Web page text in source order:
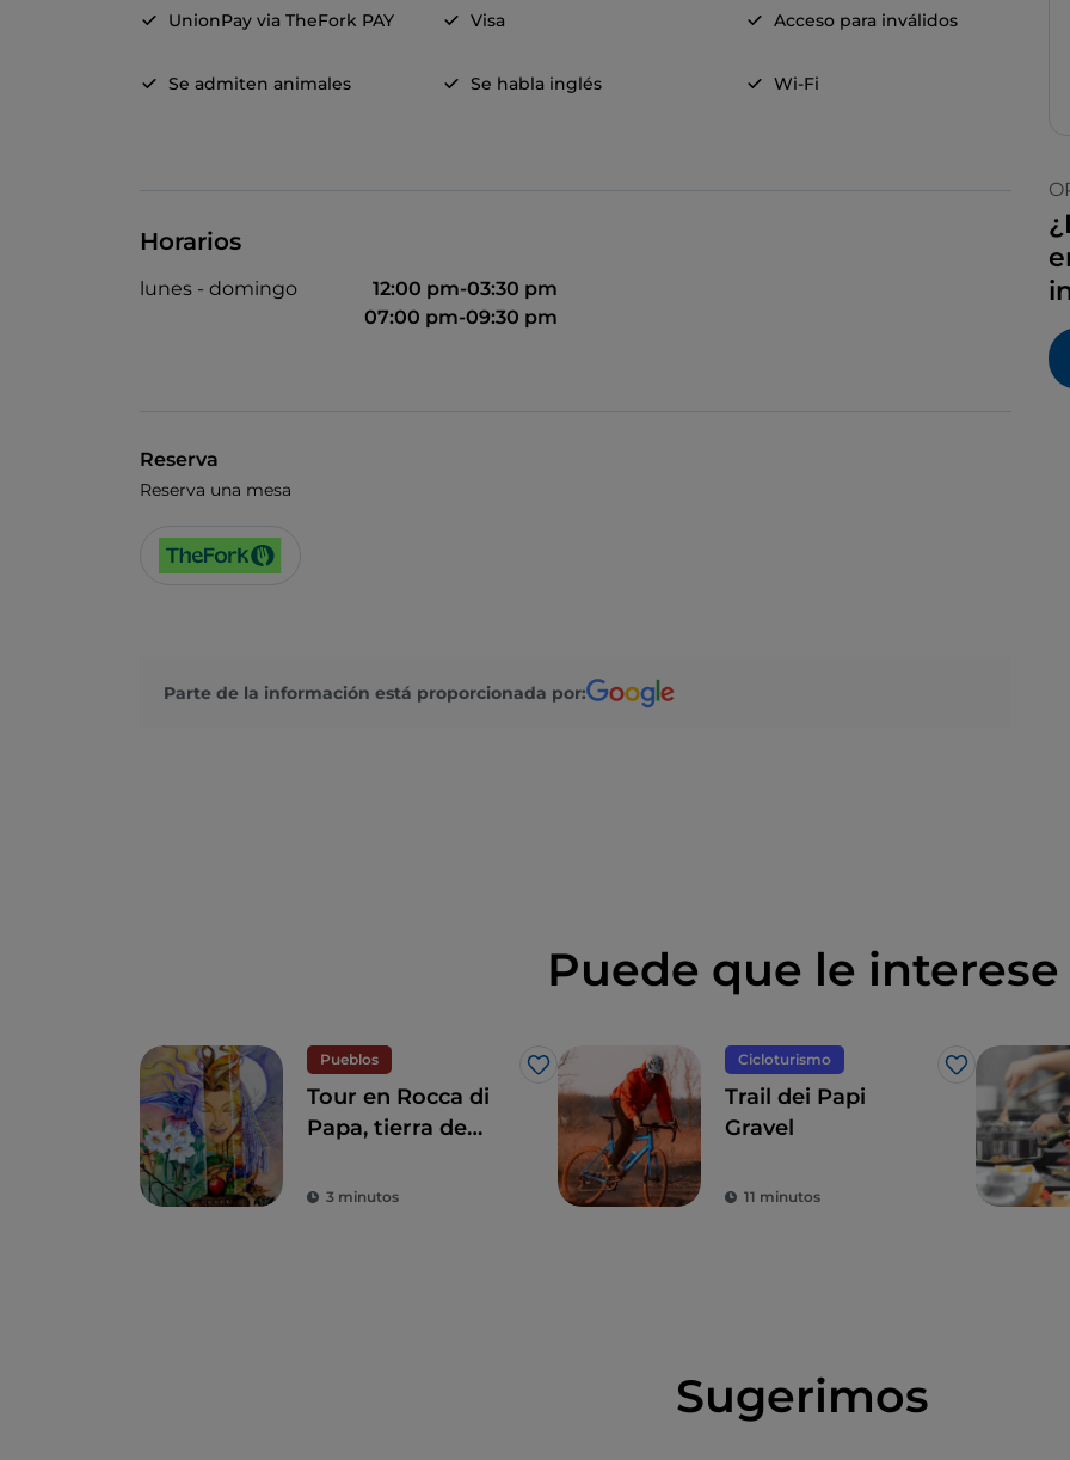
UnionPay via TheFork PAY Visa Acceso para inválidos
Se admiten animales Se habla inglés Wi-Fi
Horarios
lunes - domingo
12:00 pm-03:30 pm
07:00 pm-09:30 pm
Reserva
Reserva una mesa
Parte de la información está proporcionada por:
Puede que le interese
Pueblos
Me gusta
Tour en Rocca di
Papa, tierra de
y leyendas
3 minutos
Cicloturismo
Me gusta
Trail dei Papi
Gravel
11 minutos
Sugerimos